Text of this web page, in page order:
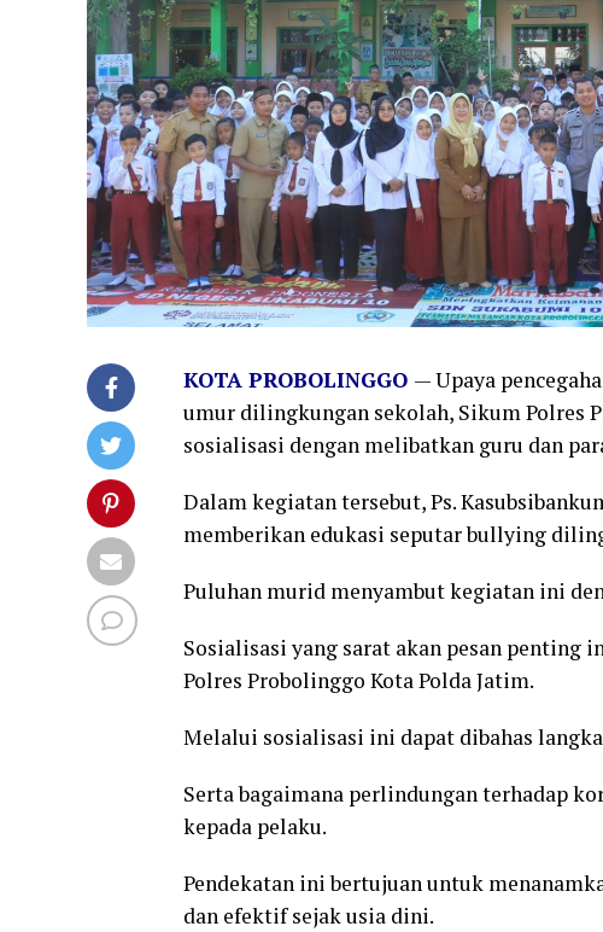
KOTA PROBOLINGGO — Upaya
umur dilingkungan sekolah, Sikum Polres
sosialisasi dengan melibatkan guru dan
Dalam kegiatan tersebut, Ps.
memberikan edukasi seputar bullying
Puluhan murid menyambut kegiatan ini
Sosialisasi yang sarat akan pesan
Polres Probolinggo Kota Polda Jatim.
Melalui sosialisasi ini dapat dibahas
Serta bagaimana perlindungan terhadap
kepada pelaku.
Pendekatan ini bertujuan untuk
dan efektif sejak usia dini.